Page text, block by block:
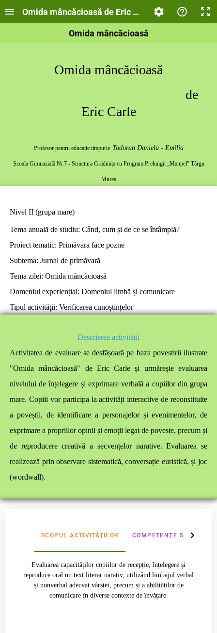
Omida mâncăcioasă de Eric Carle
Omida mâncăcioasă
Omida mâncăcioasă
de
Eric Carle
Profesor pentru educație timpurie Todoran Daniela - Emilia
Școala Gimnazială Nr.7 - Structura Grădinița cu Program Prelungit „Manpel” Târgu
Mureș
Nivel II (grupa mare)
Tema anuală de studiu: Când, cum și de ce se întâmplă?
Proiect tematic: Primăvara face pozne
Subtema: Jurnal de primăvară
Tema zilei: Omida mâncăcioasă
Domeniul experiențial: Domeniul limbă și comunicare
Tipul activității: Verificarea cunoștințelor
Descrierea activității
Activitatea de evaluare se desfășoară pe baza povestirii ilustrate
"Omida mâncăcioasă" de Eric Carle și urmărește evaluarea
nivelului de înțelegere și exprimare verbală a copiilor din grupa
mare. Copiii vor participa la activități interactive de reconstituite
a poveștii, de identificare a personajelor și evenimentelor, de
exprimare a propriilor opinii și emoții legat de poveste, precum și
de reproducere creativă a secvențelor narative. Evaluarea se
realizează prin observare sistematică, conversație euristică, și joc
(wordwall).
SCOPUL ACTIVITĂȚILOR COMPETENȚE SPECIFICE
Evaluarea capacităților copiilor de recepție, înțelegere și
reproduce oral un text literar narativ, utilizând limbajul verbal
și nonverbal adecvat vârstei, precum și a abilităților de
comunicare în diverse contexte de învățare.